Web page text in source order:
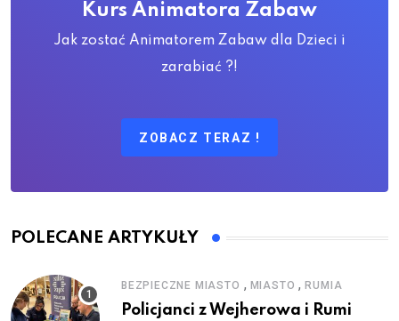
Kurs Animatora Zabaw
Jak zostać Animatorem Zabaw dla Dzieci i
zarabiać ?!
ZOBACZ TERAZ !
POLECANE ARTYKUŁY
BEZPIECZNE MIASTO , MIASTO ,RUMIA
Policjanci z Wejherowa i Rumi